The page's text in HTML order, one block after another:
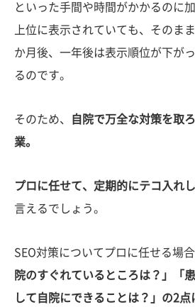
といった手間や時間がかかるのに
上位に表示されていても、そのま
か月後、一年後は表示順位が下が
るのです。
そのため、
自院で万全な対策を取
業。
プロに任せて、定期的にテコ入れ
言えるでしょう。
SEO対策についてプロに任せる場合
院のすぐれているところは？」「
して自院にできることは？」の2